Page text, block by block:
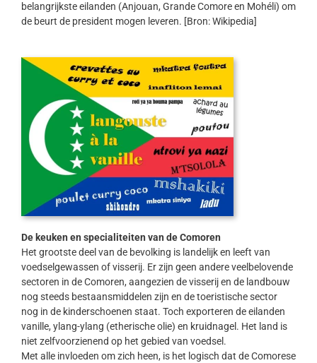
belangrijkste eilanden (Anjouan, Grande Comore en Mohéli) om
de beurt de president mogen leveren. [Bron: Wikipedia]
De keuken en specialiteiten van de Comoren
Het grootste deel van de bevolking is landelijk en leeft van
voedselgewassen of visserij. Er zijn geen andere veelbelovende
sectoren in de Comoren, aangezien de visserij en de landbouw
nog steeds bestaansmiddelen zijn en de toeristische sector
nog in de kinderschoenen staat. Toch exporteren de eilanden
vanille, ylang-ylang (etherische olie) en kruidnagel. Het land is
niet zelfvoorzienend op het gebied van voedsel.
Met alle invloeden om zich heen, is het logisch dat de Comorese